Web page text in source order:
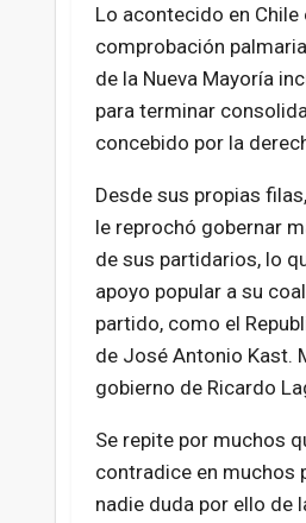
Lo acontecido en
comprobación
de la Nueva Mayoría
para terminar
concebido por la
Desde sus propias
le reprochó gobernar
de sus partidarios, lo
apoyo popular a su
partido, como el
de José Antonio Kast.
gobierno de Ricardo
Se repite por muchos
contradice en muchos
nadie duda por ello de